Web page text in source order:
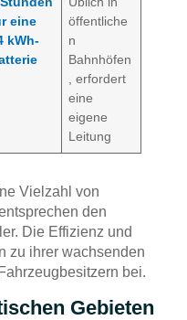
eine
kWh-
öffentliche
n
Bahnhöfen
, erfordert
eine
eigene
Leitung
Vielzahl von
den
Die Effizienz und
zu ihrer wachsenden
bei.
Gebieten